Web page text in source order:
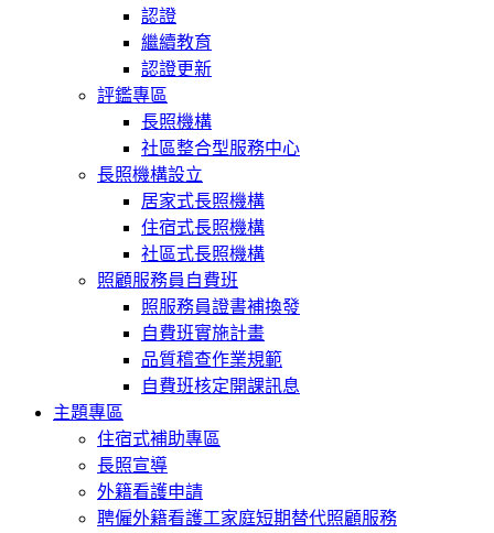
認證
繼續教育
認證更新
評鑑專區
長照機構
社區整合型服務中心
長照機構設立
居家式長照機構
住宿式長照機構
社區式長照機構
照顧服務員自費班
照服務員證書補換發
自費班實施計畫
品質稽查作業規範
自費班核定開課訊息
主題專區
住宿式補助專區
長照宣導
外籍看護申請
聘僱外籍看護工家庭短期替代照顧服務